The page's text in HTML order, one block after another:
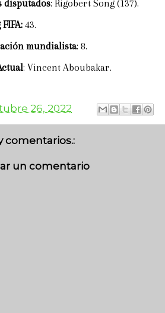
disputados: Rigobert Song (137).
43.
mundialista: 8.
: Vincent Aboubakar.
26, 2022
comentarios.:
un comentario